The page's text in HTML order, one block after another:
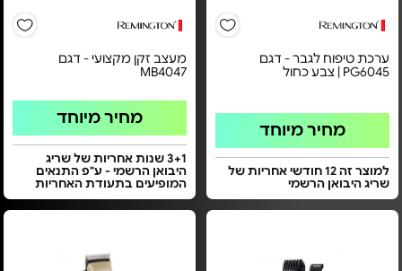
ערכת טיפוח לגבר - דגם
PG6045 | צבע כחול
מחיר מיוחד
למוצר זה 12 חודשי אחריות של
שריג היבואן הרשמי
מעצב זקן מקצועי - דגם
MB4047
מחיר מיוחד
3+1 שנות אחריות של שריג
היבואן הרשמי - ע"פ התנאים
המופיעים בתעודת האחריות